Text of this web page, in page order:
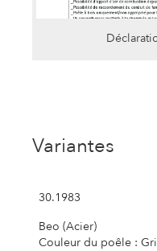
Variantes
30.1983
Beo (Acier)
Couleur du poêle :